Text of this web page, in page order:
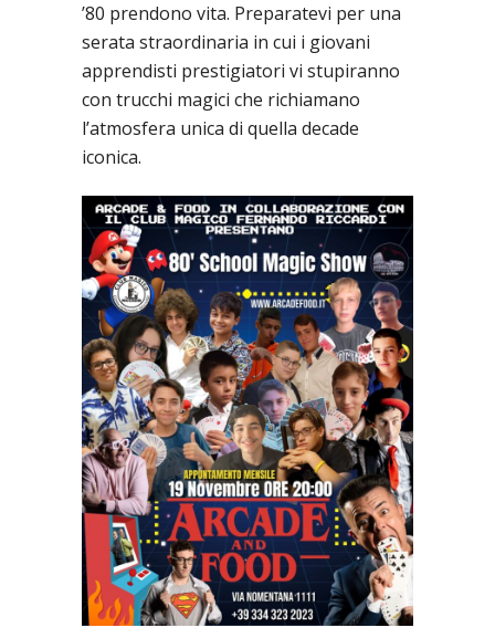
’80 prendono vita. Preparatevi per una
serata straordinaria in cui i giovani
apprendisti prestigiatori vi stupiranno
con trucchi magici che richiamano
l’atmosfera unica di quella decade
iconica.